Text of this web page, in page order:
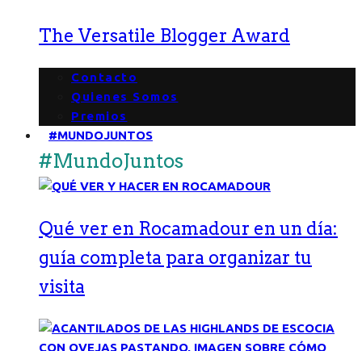
The Versatile Blogger Award
Contacto
Quienes Somos
Premios
#MUNDOJUNTOS
#MundoJuntos
Qué ver en Rocamadour en un día:
guía completa para organizar tu
visita